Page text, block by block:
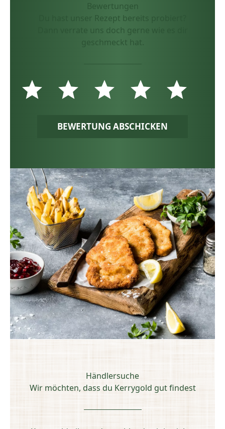
Bewertungen
Du hast unser Rezept bereits probiert?
Dann verrate uns doch gerne wie es dir
geschmeckt hat.
BEWERTUNG ABSCHICKEN
Händlersuche
Wir möchten, dass du Kerrygold gut findest